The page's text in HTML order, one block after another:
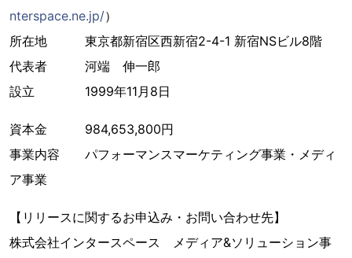
nterspace.ne.jp/）
所在地 東京都新宿区西新宿2-4-1 新宿NSビル8階
代表者 河端 伸一郎
設立 1999年11月8日
資本金 984,653,800円
事業内容 パフォーマンスマーケティング事業・メディ
ア事業
【リリースに関するお申込み・お問い合わせ先】
株式会社インタースペース メディア&ソリューション事